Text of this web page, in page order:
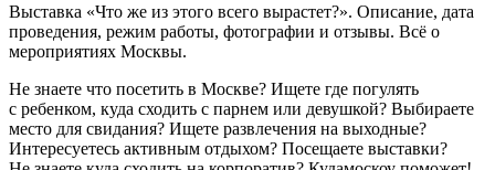
Выставка «Что же из этого всего вырастет?». Описание, дата
проведения, режим работы, фотографии и отзывы. Всё о
мероприятиях Москвы.
Не знаете что посетить в Москве? Ищете где погулять
с ребенком, куда сходить с парнем или девушкой? Выбираете
место для свидания? Ищете развлечения на выходные?
Интересуетесь активным отдыхом? Посещаете выставки?